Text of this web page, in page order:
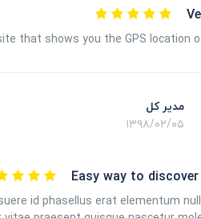
that shows you the GPS location
مدیر کل
۱۳۹۸/۰۲/۰۵
Easy way to
id phasellus erat elementum